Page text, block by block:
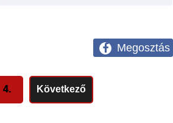
Megosztás
4. Következő